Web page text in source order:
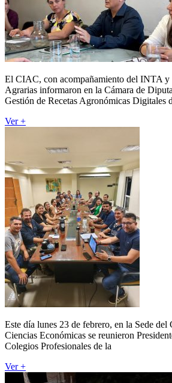
El CIAC, con acompañamiento del INTA y
Agrarias informaron en la Cámara de
Gestión de Recetas Agronómicas Digitales
Ver +
Este día lunes 23 de febrero, en la Sede del
Ciencias Económicas se reunieron
Colegios Profesionales de la
Ver +